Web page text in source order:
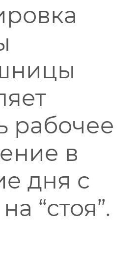
рабочее
в
дня с
“стоя”.